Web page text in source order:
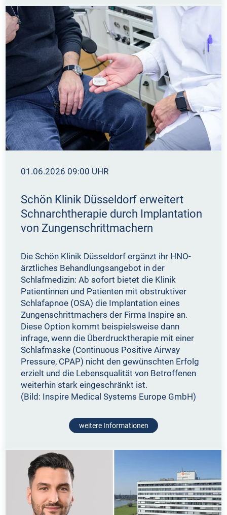
01.06.2026 09:00 UHR
Schön Klinik Düsseldorf erweitert
Schnarchtherapie durch Implantation
von Zungenschrittmachern
Die Schön Klinik Düsseldorf ergänzt ihr HNO-
ärztliches Behandlungsangebot in der
Schlafmedizin: Ab sofort bietet die Klinik
Patientinnen und Patienten mit obstruktiver
Schlafapnoe (OSA) die Implantation eines
Zungenschrittmachers der Firma Inspire an.
Diese Option kommt beispielsweise dann
infrage, wenn die Überdrucktherapie mit einer
Schlafmaske (Continuous Positive Airway
Pressure, CPAP) nicht den gewünschten Erfolg
erzielt und die Lebensqualität von Betroffenen
weiterhin stark eingeschränkt ist.
(Bild: Inspire Medical Systems Europe GmbH)
weitere Informationen